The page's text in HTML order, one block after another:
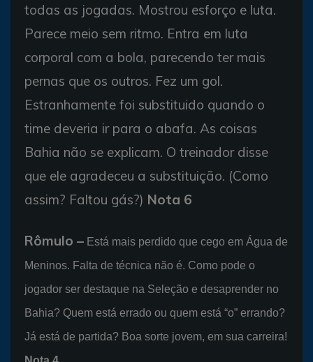
todas as jogadas. Mostrou esforço e luta.
Parece meio sem ritmo. Entra em luta
corporal com a bola, parecendo ter mais
pernas que os outros. Fez um gol.
Estranhamente foi substituido quando o
time deveria ir para o abafa. As coisas
Bahia não se explicam. O treinador disse
que ele agradeceu a substituição. (Como
assim? Faltou gás?) Nota 6
Rômulo – Está mais perdido que cego em Água de
Meninos. Falta de técnica não é. Como pode o
jogador ser destaque na Seleção e desaprender no
Bahia? Quem está errado ou quem está “o” errando?
Já está de partida? Boa sorte jovem, em sua carreira!